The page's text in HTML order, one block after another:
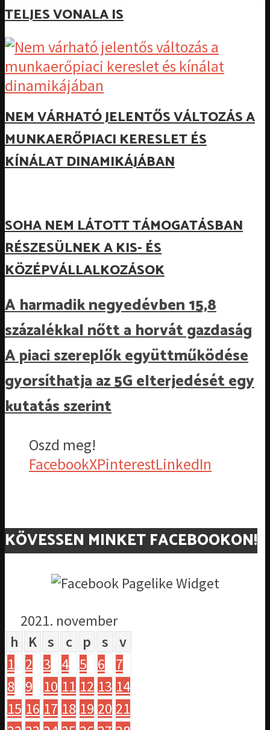
TELJES VONALA IS
NEM VÁRHATÓ JELENTŐS VÁLTOZÁS A
MUNKAERŐPIACI KERESLET ÉS
KÍNÁLAT DINAMIKÁJÁBAN
SOHA NEM LÁTOTT TÁMOGATÁSBAN
RÉSZESÜLNEK A KIS- ÉS
KÖZÉPVÁLLALKOZÁSOK
A harmadik negyedévben 15,8
százalékkal nőtt a horvát gazdaság
A piaci szereplők együttműködése
gyorsíthatja az 5G elterjedését egy
kutatás szerint
Oszd meg!
FacebookXPinterestLinkedIn
KÖVESSEN MINKET FACEBOOKON!
2021. november
h
K s c p s
v
1
2 3 4 5 6
7
8
9 10 11 12 13 14
15 16 17 18 19 20 21